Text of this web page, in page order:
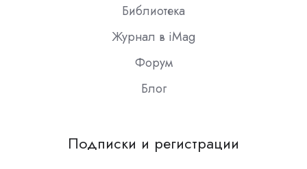
Библиотека
Журнал в iMag
Форум
Блог
Подписки и регистрации